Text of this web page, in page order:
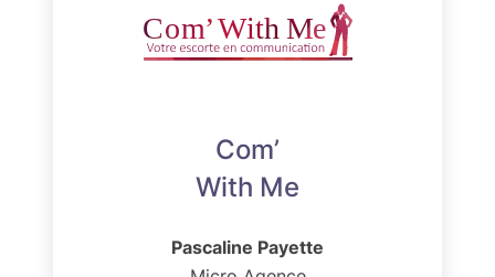
Com’
With Me
Pascaline Payette